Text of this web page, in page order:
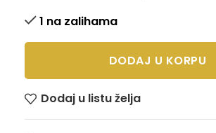
1 na zalihama
DODAJ U KORPU
Dodaj u listu želja